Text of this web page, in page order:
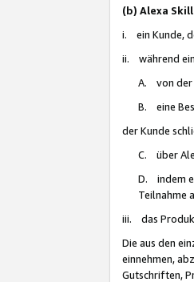
(b) Alexa
i. ein Kunde,
ii. während
A. von der
B. eine
der Kunde
C. über
D. indem
Teilnahme
iii. das
Die aus den
einnehmen,
Gutschriften,